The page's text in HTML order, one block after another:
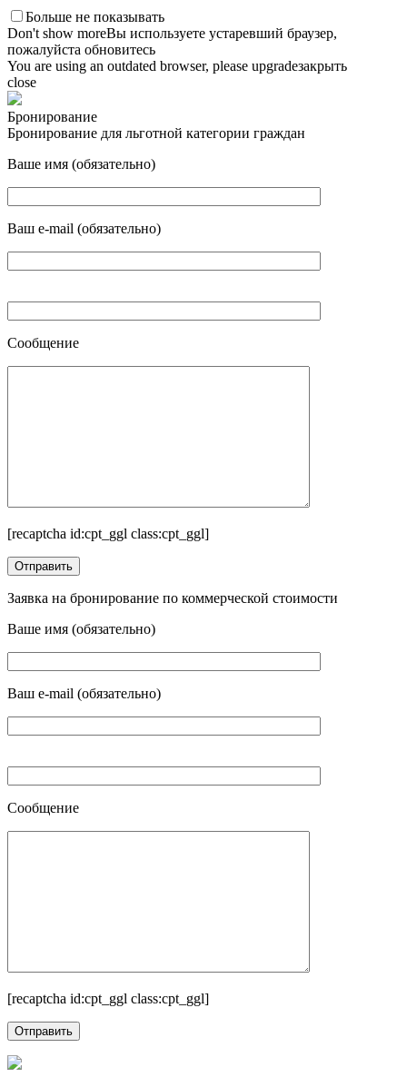
Больше не показывать
Don't show moreВы используете устаревший браузер,
пожалуйста обновитесь
You are using an outdated browser, please upgradeзакрыть
close
Бронирование
Бронирование для льготной категории граждан
Ваше имя (обязательно)
Ваш e-mail (обязательно)
Сообщение
[recaptcha id:cpt_ggl class:cpt_ggl]
Заявка на бронирование по коммерческой стоимости
Ваше имя (обязательно)
Ваш e-mail (обязательно)
Сообщение
[recaptcha id:cpt_ggl class:cpt_ggl]